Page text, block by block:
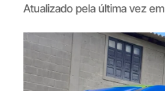
Atualizado pela última vez em